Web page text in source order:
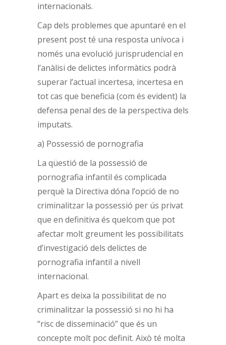
internacionals.
Cap dels problemes que apuntaré en el
present post té una resposta unívoca i
només una evolució jurisprudencial en
l’anàlisi de delictes informàtics podrà
superar l’actual incertesa, incertesa en
tot cas que beneficia (com és evident) la
defensa penal des de la perspectiva dels
imputats.
a) Possessió de pornografia
La qüestió de la possessió de
pornografia infantil és complicada
perquè la Directiva dóna l’opció de no
criminalitzar la possessió per ús privat
que en definitiva és quelcom que pot
afectar molt greument les possibilitats
d’investigació dels delictes de
pornografia infantil a nivell
internacional.
Apart es deixa la possibilitat de no
criminalitzar la possessió si no hi ha
“risc de disseminació” que és un
concepte molt poc definit. Això té molta